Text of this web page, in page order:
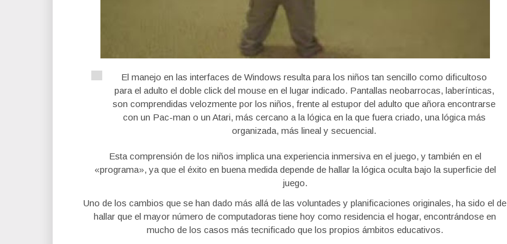
El manejo en las interfaces de Windows resulta para los niños tan sencillo como dificultoso
para el adulto el doble click del mouse en el lugar indicado. Pantallas neobarrocas, laberínticas,
son comprendidas velozmente por los niños, frente al estupor del adulto que añora encontrarse
con un Pac-man o un Atari, más cercano a la lógica en la que fuera criado, una lógica más
organizada, más lineal y secuencial.
Esta comprensión de los niños implica una experiencia inmersiva en el juego, y también en el
«programa», ya que el éxito en buena medida depende de hallar la lógica oculta bajo la superficie del
juego.
Uno de los cambios que se han dado más allá de las voluntades y planificaciones originales, ha sido el de
hallar que el mayor número de computadoras tiene hoy como residencia el hogar, encontrándose en
mucho de los casos más tecnificado que los propios ámbitos educativos.